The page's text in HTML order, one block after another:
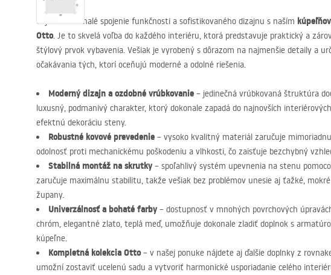
Objavte dokonalé spojenie funkčnosti a sofistikovaného dizajnu s naším
Otto. Je to skvelá voľba do každého interiéru, ktorá predstavuje praktický a
štýlový prvok vybavenia. Vešiak je vyrobený s dôrazom na najmenšie detaily a
očakávania tých, ktorí oceňujú moderné a odolné riešenia.
Moderný dizajn a ozdobné vrúbkovanie – jedinečná vrúbkovaná štruktúra
luxusný, podmanivý charakter, ktorý dokonale zapadá do najnovších
efektnú dekoráciu steny.
Robustné kovové prevedenie – vysoko kvalitný materiál zaručuje
odolnosť proti mechanickému poškodeniu a vlhkosti, čo zaisťuje bezchybný
Stabilná montáž na skrutky– spoľahlivý systém upevnenia na stenu
zaručuje maximálnu stabilitu, takže vešiak bez problémov unesie aj ťažké,
župany.
Univerzálnosť a bohaté farby– dostupnosť v mnohých povrchových
chróm, elegantné zlato, teplá meď, umožňuje dokonale zladiť doplnok s
kúpeľne.
Kompletná kolekcia Otto– v našej ponuke nájdete aj ďalšie doplnky z
umožní zostaviť ucelenú sadu a vytvoriť harmonické usporiadanie celého